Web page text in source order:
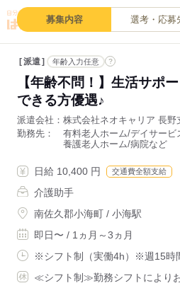
募集内容 選考・応募
派遣 年齢入力任意 ?
【年齢不問！】生活サポ
できる方優遇♪
派遣会社
株式会社ネオキャリア 長野
勤務先
有料老人ホーム/デイサービ
養護老人ホーム/病院など
日給 10,400 円 交通費全額支給
介護助手
南佐久郡小海町 / 小海駅
即日〜 / 1ヵ月～3ヵ月
※シフト制（実働4h）※週15時
≪シフト制≫勤務シフトにより